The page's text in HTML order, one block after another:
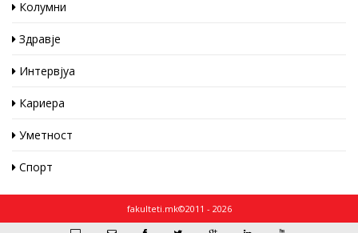
Колумни
Здравје
Интервјуа
Кариера
Уметност
Спорт
fakulteti.mk©2011 - 2026